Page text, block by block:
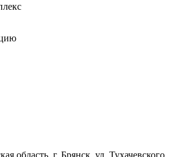
область, г. Брянск, ул. Тухачевского,